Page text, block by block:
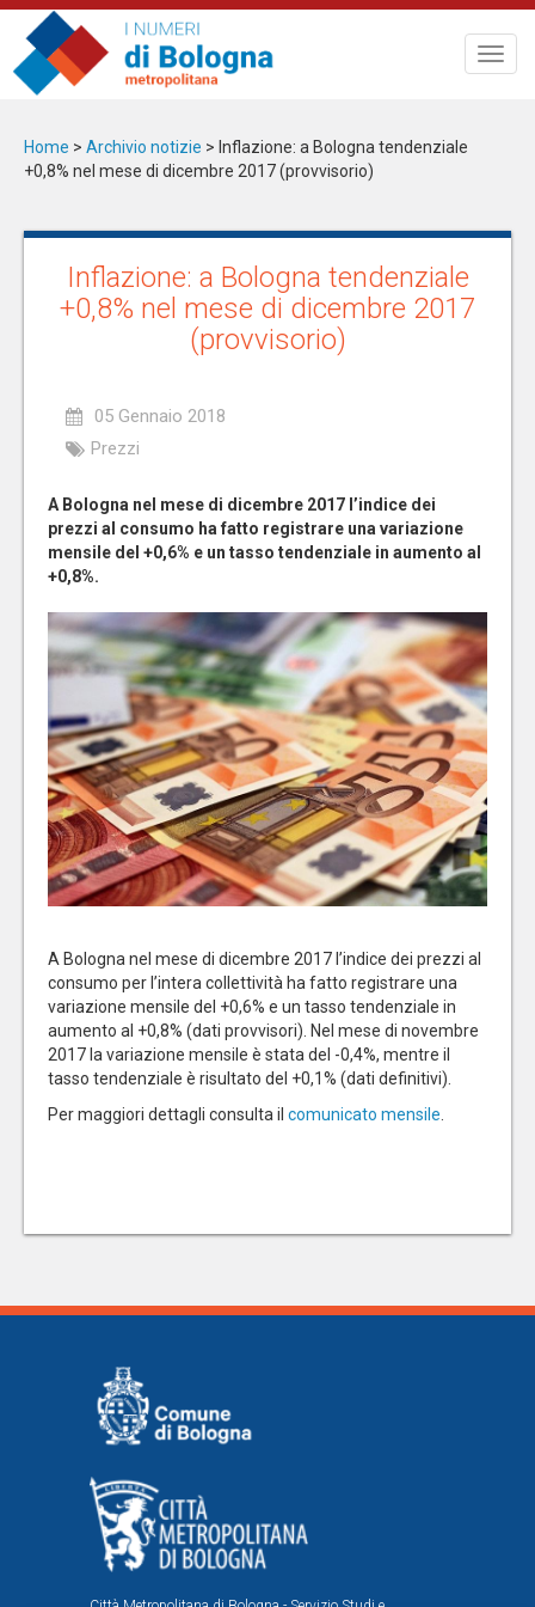
Salta
contenuto
principale
Home > Archivio notizie > Inflazione: a Bologna tendenziale
+0,8% nel mese di dicembre 2017 (provvisorio)
Inflazione: a Bologna tendenziale
+0,8% nel mese di dicembre 2017
(provvisorio)
05 Gennaio 2018
Prezzi
A Bologna nel mese di dicembre 2017 l’indice dei
prezzi al consumo ha fatto registrare una variazione
mensile del +0,6% e un tasso tendenziale in aumento al
+0,8%.
A Bologna nel mese di dicembre 2017 l’indice dei prezzi al
consumo per l’intera collettività ha fatto registrare una
variazione mensile del +0,6% e un tasso tendenziale in
aumento al +0,8% (dati provvisori). Nel mese di novembre
2017 la variazione mensile è stata del -0,4%, mentre il
tasso tendenziale è risultato del +0,1% (dati definitivi).
Per maggiori dettagli consulta il comunicato mensile